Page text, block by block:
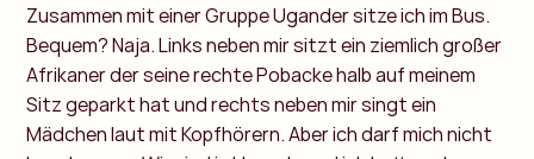
Zusammen mit einer Gruppe Ugander sitze ich im Bus.
Bequem? Naja. Links neben mir sitzt ein ziemlich großer
Afrikaner der seine rechte Pobacke halb auf meinem
Sitz geparkt hat und rechts neben mir singt ein
Mädchen laut mit Kopfhörern. Aber ich darf mich nicht